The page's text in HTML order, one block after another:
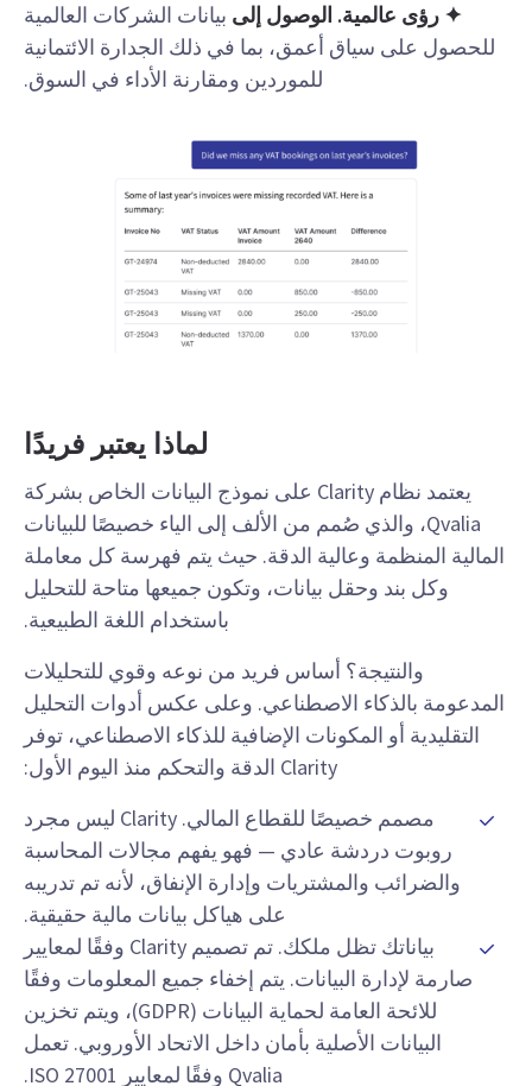
✦ رؤى عالمية. الوصول إلى بيانات الشركات العالمية
للحصول على سياق أعمق، بما في ذلك الجدارة الائتمانية
للموردين ومقارنة الأداء في السوق.
لماذا يعتبر فريدًا
يعتمد نظام Clarity على نموذج البيانات الخاص بشركة
Qvalia، والذي صُمم من الألف إلى الياء خصيصًا للبيانات
المالية المنظمة وعالية الدقة. حيث يتم فهرسة كل معاملة
وكل بند وحقل بيانات، وتكون جميعها متاحة للتحليل
باستخدام اللغة الطبيعية.
والنتيجة؟ أساس فريد من نوعه وقوي للتحليلات
المدعومة بالذكاء الاصطناعي. وعلى عكس أدوات التحليل
التقليدية أو المكونات الإضافية للذكاء الاصطناعي، توفر
Clarity الدقة والتحكم منذ اليوم الأول:
مصمم خصيصًا للقطاع المالي. Clarity ليس مجرد
روبوت دردشة عادي — فهو يفهم مجالات المحاسبة
والضرائب والمشتريات وإدارة الإنفاق، لأنه تم تدريبه
على هياكل بيانات مالية حقيقية.
بياناتك تظل ملكك. تم تصميم Clarity وفقًا لمعايير
صارمة لإدارة البيانات. يتم إخفاء جميع المعلومات وفقًا
للائحة العامة لحماية البيانات (GDPR)، ويتم تخزين
البيانات الأصلية بأمان داخل الاتحاد الأوروبي. تعمل
Qvalia وفقًا لمعايير ISO 27001.